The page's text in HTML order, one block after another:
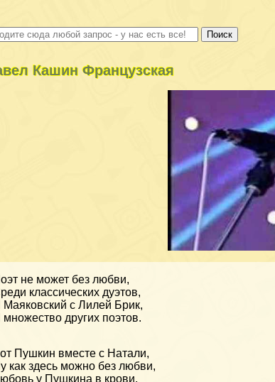
Кашин Французская
не может без любви,
классических дуэтов,
Маяковский с Лилей Брик,
множество других поэтов.
Пушкин вместе с Натали,
как здесь можно без любви,
у Пушкина в крови,